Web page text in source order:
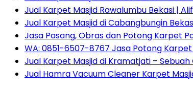
Jual Karpet Masjid Rawalumbu Bekasi |
Jual Karpet Masjid di Cabangbungin
Jasa Pasang, Obras dan Potong Karpet
WA: 0851-6507-8767 Jasa Potong
Jual Karpet Masjid di Kramatjati –
Jual Hamra Vacuum Cleaner Karpet